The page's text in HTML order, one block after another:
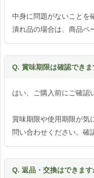
中身に問題がないことを
潰れ品の場合は、商品ペ
Q. 賞味期限は確認できま
はい、ご購入前にご確認
賞味期限や使用期限が気
問い合わせください。確
Q. 返品・交換はできます